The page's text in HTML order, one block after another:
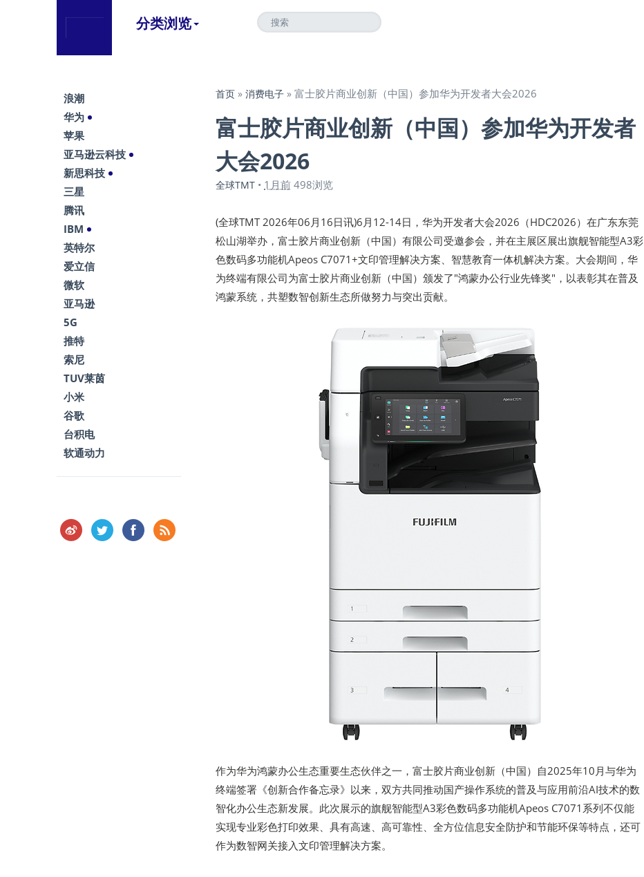
分类浏览
首页 » 消费电子 » 富士胶片商业创新（中国）参加华为开发者大会2026
富士胶片商业创新（中国）参加华为开发者
大会2026
全球TMT • 1月前 498浏览
(全球TMT 2026年06月16日讯)6月12-14日，华为开发者大会2026（HDC2026）在广东东莞
松山湖举办，富士胶片商业创新（中国）有限公司受邀参会，并在主展区展出旗舰智能型A3彩
色数码多功能机Apeos C7071+文印管理解决方案、智慧教育一体机解决方案。大会期间，华
为终端有限公司为富士胶片商业创新（中国）颁发了"鸿蒙办公行业先锋奖"，以表彰其在普及
鸿蒙系统，共塑数智创新生态所做努力与突出贡献。
作为华为鸿蒙办公生态重要生态伙伴之一，富士胶片商业创新（中国）自2025年10月与华为
终端签署《创新合作备忘录》以来，双方共同推动国产操作系统的普及与应用前沿AI技术的数
智化办公生态新发展。此次展示的旗舰智能型A3彩色数码多功能机Apeos C7071系列不仅能
实现专业彩色打印效果、具有高速、高可靠性、全方位信息安全防护和节能环保等特点，还可
作为数智网关接入文印管理解决方案。
浪潮
华为
苹果
亚马逊云科技
新思科技
三星
腾讯
IBM
英特尔
爱立信
微软
亚马逊
5G
推特
索尼
TUV莱茵
小米
谷歌
台积电
软通动力